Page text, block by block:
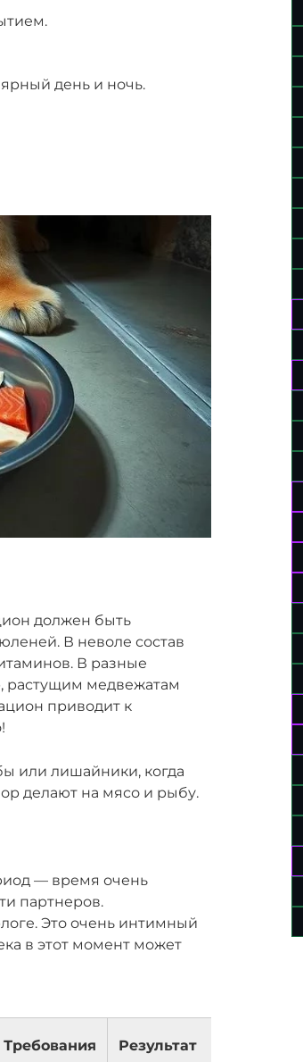
день и ночь.
должен быть
В неволе состав
В разные
растущим медвежатам
приводит к
или лишайники, когда
делают на мясо и рыбу.
— время очень
партнеров.
Это очень интимный
в этот момент может
Требования Результат